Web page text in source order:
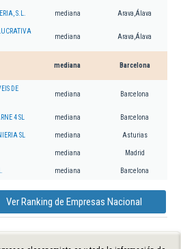
S.L. mediana Arava,Álava
mediana Arava,Álava
mediana Barcelona
DE
mediana Barcelona
4 SL mediana Barcelona
SL mediana Asturias
mediana Madrid
mediana Barcelona
Ver Ranking de Empresas Nacional